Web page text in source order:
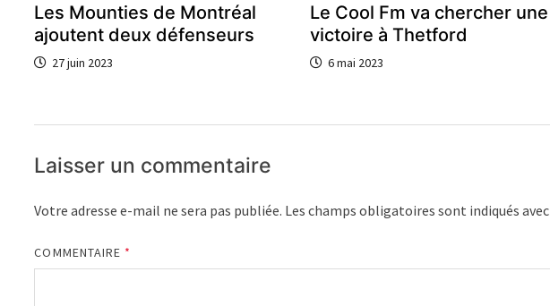
Les Mounties de Montréal
ajoutent deux défenseurs
27 juin 2023
Le Cool Fm va chercher une
victoire à Thetford
6 mai 2023
Laisser un commentaire
Votre adresse e-mail ne sera pas publiée. Les champs obligatoires sont indiqués avec
COMMENTAIRE *